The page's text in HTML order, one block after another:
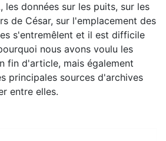
les données sur les puits, sur les
de César, sur l'emplacement des
s'entremêlent et il est difficile
nous avons voulu les
fin d'article, mais également
principales sources d'archives
entre elles.